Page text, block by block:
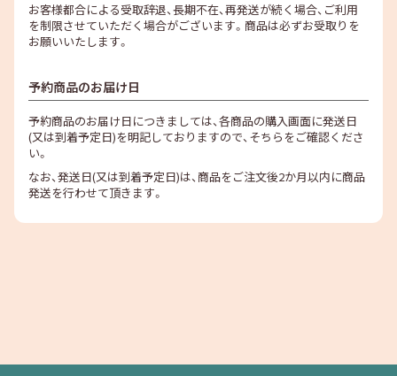
お客様都合による受取辞退、長期不在、再発送が続く場合、ご利用
を制限させていただく場合がございます。商品は必ずお受取りを
お願いいたします。
予約商品のお届け日
予約商品のお届け日につきましては、各商品の購入画面に発送日
(又は到着予定日)を明記しておりますので、そちらをご確認くださ
い。
なお、発送日(又は到着予定日)は、商品をご注文後2か月以内に商品
発送を行わせて頂きます。